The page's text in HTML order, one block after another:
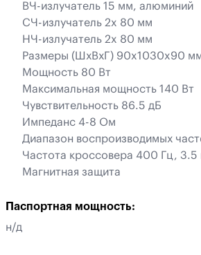
ВЧ-излучатель 15 мм, алюминий
СЧ-излучатель 2x 80 мм
НЧ-излучатель 2x 80 мм
Размеры (ШхВхГ) 90x1030x90
Мощность 80 Вт
Максимальная мощность 140 Вт
Чувствительность 86.5 дБ
Импеданс 4-8 Ом
Диапазон воспроизводимых
Частота кроссовера 400 Гц, 3.5
Магнитная защита
Паспортная мощность:
н/д